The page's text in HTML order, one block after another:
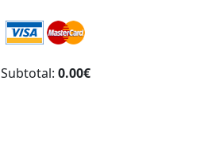
Subtotal: 0.00€